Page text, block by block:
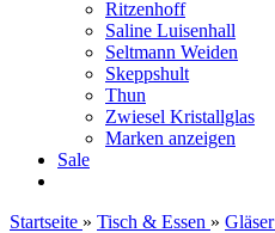
Ritzenhoff
Saline Luisenhall
Seltmann Weiden
Skeppshult
Thun
Zwiesel Kristallglas
Marken anzeigen
Sale
Startseite » Tisch & Essen » Gläser